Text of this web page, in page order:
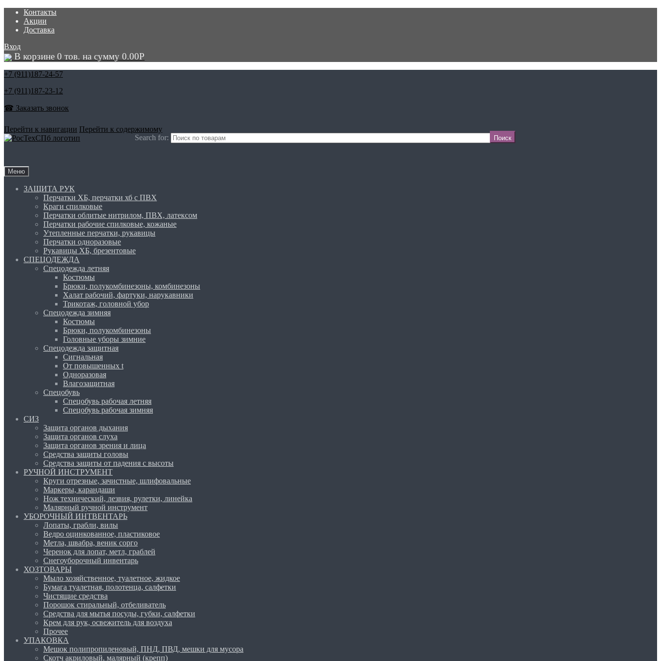
Контакты
Акции
Доставка
Вход
В корзине 0 тов. на сумму 0.00Р
+7 (911)187-24-57
+7 (911)187-23-12
☎ Заказать звонок
Search for:
Перейти к навигации Перейти к содержимому
Меню
ЗАЩИТА РУК
Перчатки ХБ, перчатки хб с ПВХ
Краги спилковые
Перчатки облитые нитрилом, ПВХ, латексом
Перчатки рабочие спилковые, кожаные
Утепленные перчатки, рукавицы
Перчатки одноразовые
Рукавицы ХБ, брезентовые
СПЕЦОДЕЖДА
Спецодежда летняя
Костюмы
Брюки, полукомбинезоны, комбинезоны
Халат рабочий, фартуки, нарукавники
Трикотаж, головной убор
Спецодежда зимняя
Костюмы
Брюки, полукомбинезоны
Головные уборы зимние
Спецодежда защитная
Сигнальная
От повышенных t
Одноразовая
Влагозащитная
Спецобувь
Спецобувь рабочая летняя
Спецобувь рабочая зимняя
СИЗ
Защита органов дыхания
Защита органов слуха
Защита органов зрения и лица
Средства защиты головы
Средства защиты от падения с высоты
РУЧНОЙ ИНСТРУМЕНТ
Круги отрезные, зачистные, шлифовальные
Маркеры, карандаши
Нож технический, лезвия, рулетки, линейка
Малярный ручной инструмент
УБОРОЧНЫЙ ИНТВЕНТАРЬ
Лопаты, грабли, вилы
Ведро оцинкованное, пластиковое
Метла, швабра, веник сорго
Черенок для лопат, метл, граблей
Снегоуборочный инвентарь
ХОЗТОВАРЫ
Мыло хозяйственное, туалетное, жидкое
Бумага туалетная, полотенца, салфетки
Чистящие средства
Порошок стиральный, отбеливатель
Средства для мытья посуды, губки, салфетки
Крем для рук, освежитель для воздуха
Прочее
УПАКОВКА
Мешок полипропиленовый, ПНД, ПВД, мешки для мусора
Скотч акриловый, малярный (крепп)